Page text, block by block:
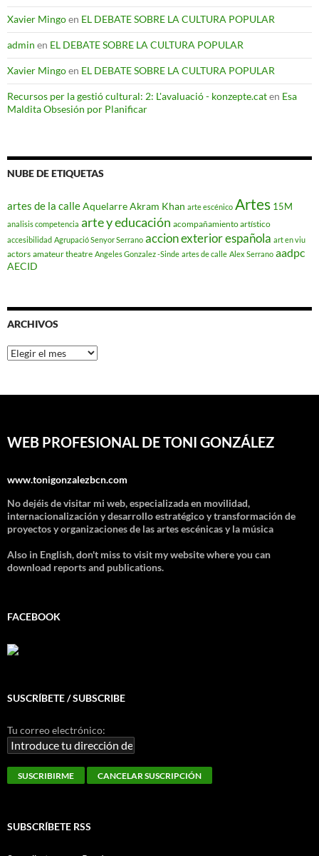
Xavier Mingoen EL DEBATE SOBRE LA CULTURA POPULAR
admin en EL DEBATE SOBRE LA CULTURA POPULAR
Xavier Mingoen EL DEBATE SOBRE LA CULTURA POPULAR
Recursos per la gestió cultural: 2: L'avaluació - konzepte.caten Esa
Maldita Obsesión por Planificar
NUBE DE ETIQUETAS
artes de la calleAquelarreAkram Khan arte escénico Artes 15M
analisis competencia arte y educación acompañamiento artístico
accesibilidad Agrupació Senyor Serrano accion exterior española art en viu
actors amateur theatre Angeles Gonzalez -Sinde artes de calle Alex Serrano aadpc
AECID
ARCHIVOS
Archivos
WEB PROFESIONAL DE TONI GONZÁLEZ
www.tonigonzalezbcn.com
No dejéis de visitar mi web, especializada en movilidad,
internacionalización y desarrollo estratégico y transformación de
proyectos y organizaciones de las artes escénicas y la música
Also in English, don't miss to visit my website where you can
download reports and publications.
FACEBOOK
SUSCRÍBETE / SUBSCRIBE
Tu correo electrónico:
SUBSCRÍBETE RSS